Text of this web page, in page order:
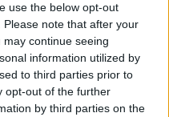
use the below opt-out
note that after your
continue seeing
information utilized by
to third parties prior to
opt-out of the further
by third parties on the